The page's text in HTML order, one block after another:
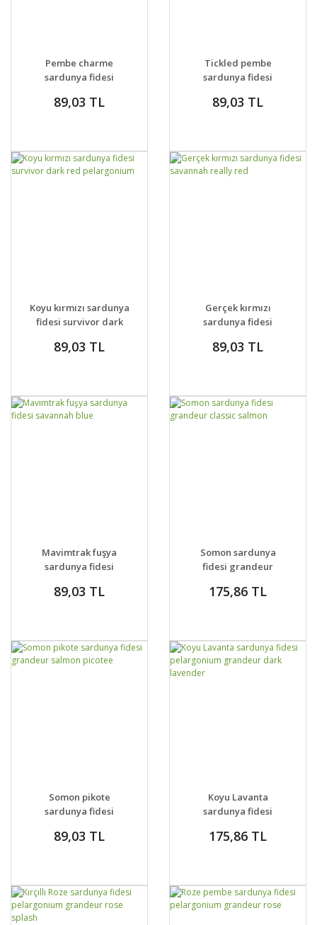
DETAYLAR
VER
Pembe charme
sardunya fidesi
pelargonium
89,03 TL
DETAYLAR
VER
Tickled pembe
sardunya fidesi
89,03 TL
DETAYLAR
VER
Koyu kırmızı sardunya
fidesi survivor dark
89,03 TL
DETAYLAR
VER
Gerçek kırmızı
sardunya fidesi
89,03 TL
DETAYLAR
VER
Mavimtrak fuşya
sardunya fidesi
89,03 TL
DETAYLAR
VER
Somon sardunya
fidesi grandeur
175,86 TL
DETAYLAR
VER
Somon pikote
sardunya fidesi
picotee
89,03 TL
DETAYLAR
VER
Koyu Lavanta
sardunya fidesi
grandeur dark
175,86 TL